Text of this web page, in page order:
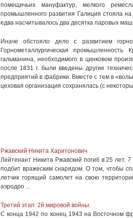
помещичьих мануфактур, мелкого
промышленного развития Галиция стояла
едва насчитывалось два десятка паровых
Иначе обстояло дело с развитием
Горнометаллургическая
гальманина, необходимого в цинковом
после 1831 г. были введены другие
предприятий в фабрики. Вместе с тем в
цеховая организация сохранялась (с
Ржавский Никита Харитонович
Лейтенант Никита Ржавский погиб в 25 лет.
подбит вражеским снарядом. О том, чтобы
летчик горящий самолет на свою
аэродро ...
Третий этап 2й мировой войны.
С конца 1942 по конец 1943 на Восточном